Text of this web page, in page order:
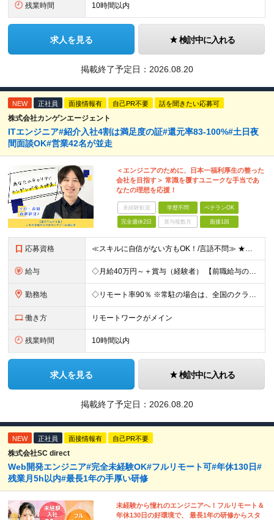
残業時間 10時間以内
求人を見る 検討中に入れる
掲載終了予定日： 2026.08.20
NEW 正社員 面接情報有 自己PR不要 話を聞きたい応募可
株式会社カンゲンエージェント
ITエンジニア#紹介入社4割は満足度の証#還元率83-100%#土日夜
間面談OK#営業42名が並走
＜エンジニアのために、日本一福利厚生の整った
会社を目指す＞ 常識を覆すユニークな手当であ
なたの理想を応援！
未経験歓迎 学歴不問 ベテランOK
完全週休2日 賞与複数月 面接1回
応募資格 ≪スキルに自信がない方もOK！/言語不問≫ ★第二新卒歓迎・ブランクがある方も歓迎！ ◆学歴不問 ◆微経験OK（何らかのエンジニア実務経験を1年以上お持ちの方） ＼エンジニアの皆様の不満を解決しま
給与 ◇月給40万円～＋賞与（経験者） 【前職給与の総収入額を保証】 ※上記には固定残業代（30時間分／6万7000円～）が含まれています。超過分は時間外手当を別途支給。 ※試用期間3ヶ月（期間中は契約社員
勤務地 ◇リモート率90％ ※常駐の場合は、全国のクライアント案件にアサイン予定（東京・神奈川・埼玉・千葉・愛知・大阪・福岡メイン） 【拠点】 ◆本社／東京都渋谷区道玄坂1丁目10番8号 渋谷道玄坂東急ビル
働き方 リモートワークがメイン
残業時間 10時間以内
求人を見る 検討中に入れる
掲載終了予定日： 2026.08.20
NEW 正社員 面接情報有 自己PR不要
株式会社SC direct
Web開発エンジニア#完全未経験OK#フルリモート可#年休130日#
残業月5h以内#最長1年の手厚い研修
未経験から憧れのエンジニアへ！フルリモート＆
年休130日の好環境で、 最長1年の研修からスタ